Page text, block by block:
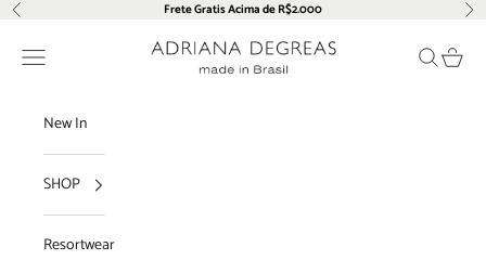
Pular para o conteúdo
Anterior Frete Gratis Acima de R$2.000
Adriana Degreas
Menu Pesquisar
New In
SHOP
Resortwear